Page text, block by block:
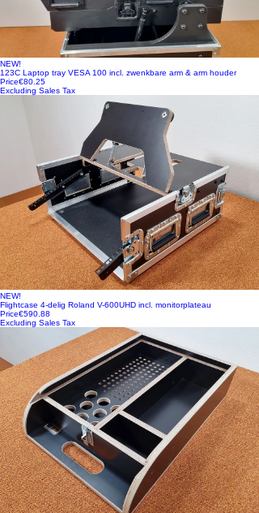
NEW!
123C Laptop tray VESA 100 incl. zwenkbare arm & arm houder
Price€80.25
Excluding Sales Tax
NEW!
Flightcase 4-delig Roland V-600UHD incl. monitorplateau
Price€590.88
Excluding Sales Tax